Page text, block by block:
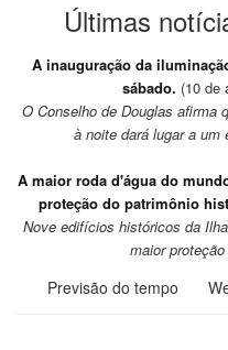
Últimas
A inauguração da
sábado. (10 de
O Conselho de Douglas afirma
à noite dará lugar a um
A maior roda d'água do
proteção do patrimônio
Nove edifícios históricos da
maior
Previsão do tempo